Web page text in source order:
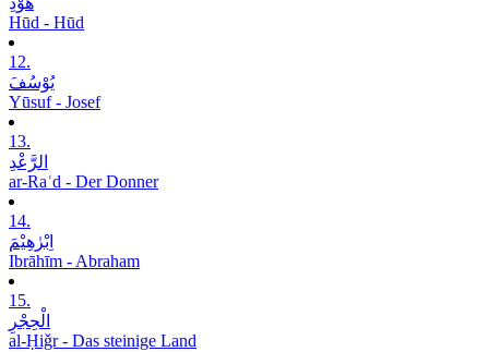
Hūd - Hūd
12.
یُوْسُفَ
Yūsuf - Josef
13.
الرَّعْدِ
ar-Raʿd - Der Donner
14.
اِبْرٰھِیْمَ
Ibrāhīm - Abraham
15.
الْحِجْرِ
al-Ḥiǧr - Das steinige Land